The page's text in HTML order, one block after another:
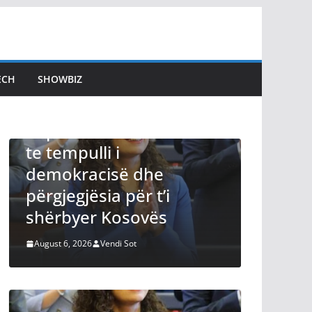
SHOWBIZ
dhe
për t’i
Kurti thotë se seanca
s’mund të vazhdojë
zgjidhur çështjen e
Presidentit